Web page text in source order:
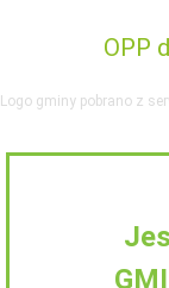
OPP
Logo gminy pobrano z